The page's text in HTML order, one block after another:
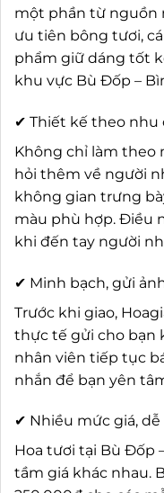
một phần từ nguồn
ưu tiên bông tươi,
phẩm giữ dáng tốt
khu vực Bù Đốp –
✔ Thiết kế theo nhu
Không chỉ làm theo
hỏi thêm về người
không gian trưng
màu phù hợp. Điều
khi đến tay người
✔ Minh bạch, gửi
Trước khi giao,
thực tế gửi cho bạn
nhân viên tiếp tục
nhắn để bạn yên
✔ Nhiều mức giá,
Hoa tươi tại Bù Đốp
tầm giá khác nhau.